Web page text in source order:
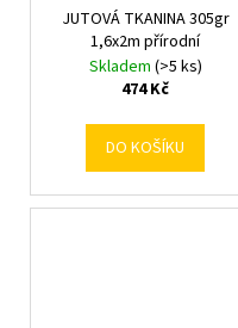
JUTOVÁ TKANINA 305gr
1,6x2m přírodní
Skladem (>5 ks)
474 Kč
DO KOŠÍKU